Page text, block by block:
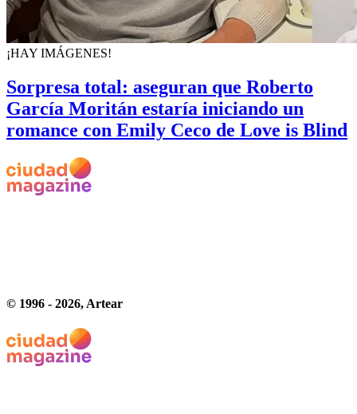
¡HAY IMÁGENES!
Sorpresa total: aseguran que Roberto
García Moritán estaría iniciando un
romance con Emily Ceco de Love is Blind
© 1996 - 2026, Artear